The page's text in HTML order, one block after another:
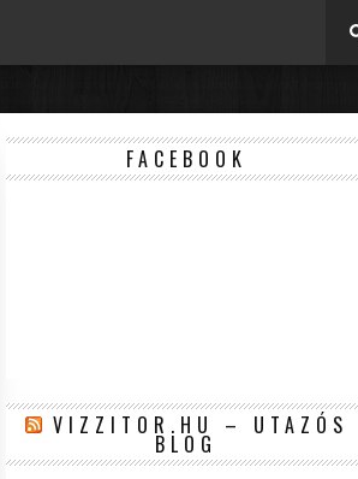
FACEBOOK
VIZZITOR.HU – UTAZÓS
BLOG